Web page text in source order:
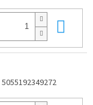
5055192349272